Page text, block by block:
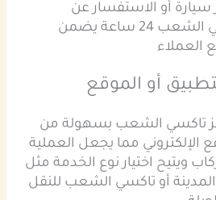
أو الاستفسار عن
الخدمات وتوافر تاكسي الشعب 24 ساعة يضمن
العملاء
أو الموقع
تاكسي الشعب بسهولة من
الإلكتروني مما يجعل العملية
ويتيح اختيار نوع الخدمة مثل
أو تاكسي الشعب للنقل